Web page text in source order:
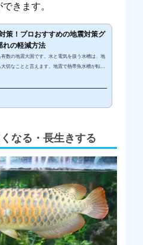
きます。
策！プロおすすめの地震対策グ
れの軽減方法
有数の地震大国です。水と電気を扱う水槽は、地
切なことと言えます。地震で熱帯魚水槽が転倒
策グッズ3選＋おまけ2選をご紹介いたします。
h... なる・長生きする